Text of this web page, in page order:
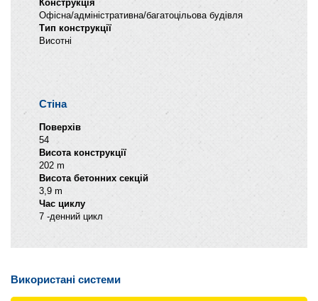
Конструкція
Офісна/адміністративна/багатоцільова будівля
Тип конструкції
Висотні
Стіна
Поверхів
54
Висота конструкції
202 m
Висота бетонних секцій
3,9 m
Час циклу
7 -денний цикл
Використані системи